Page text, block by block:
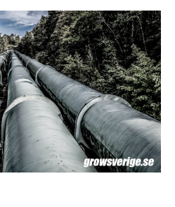
för
i
EU